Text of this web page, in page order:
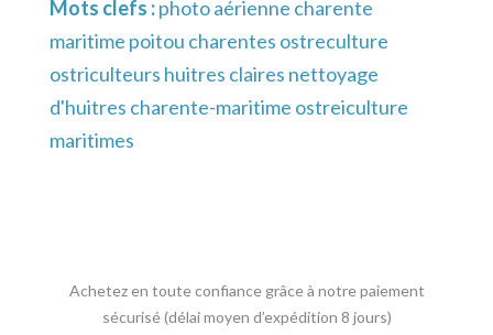
Mots clefs :photo aérienne charente
maritime poitou charentes ostreculture
ostriculteurs huitres claires nettoyage
d'huitres charente-maritime ostreiculture
maritimes
Achetez en toute confiance grâce à notre paiement
sécurisé (délai moyen d’expédition 8 jours)